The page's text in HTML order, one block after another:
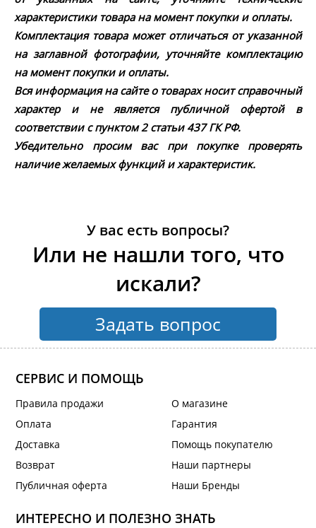
характеристики товара на момент покупки и оплаты.
Комплектация товара может отличаться от указанной
на заглавной фотографии, уточняйте комплектацию
на момент покупки и оплаты.
Вся информация на сайте о товарах носит справочный
характер и не является публичной офертой в
соответствии с пунктом 2 статьи 437 ГК РФ.
Убедительно просим вас при покупке проверять
наличие желаемых функций и характеристик.
У вас есть вопросы?
Или не нашли того, что
искали?
Задать вопрос
СЕРВИС И ПОМОЩЬ
Правила продажи
Оплата
Доставка
Возврат
Публичная оферта
О магазине
Гарантия
Помощь покупателю
Наши партнеры
Наши Бренды
ИНТЕРЕСНО И ПОЛЕЗНО ЗНАТЬ